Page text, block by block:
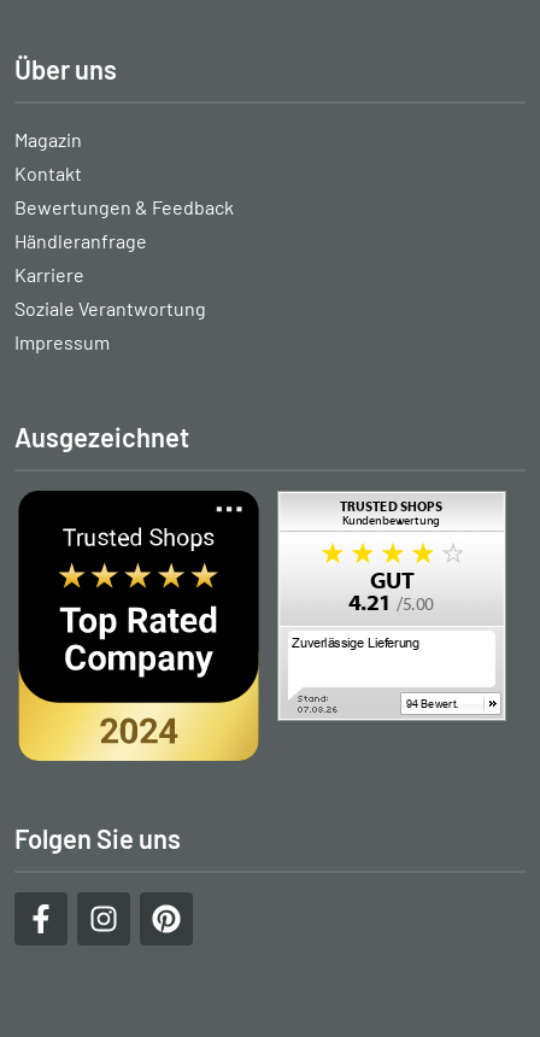
Über uns
Magazin
Kontakt
Bewertungen & Feedback
Händleranfrage
Karriere
Soziale Verantwortung
Impressum
Ausgezeichnet
Folgen Sie uns